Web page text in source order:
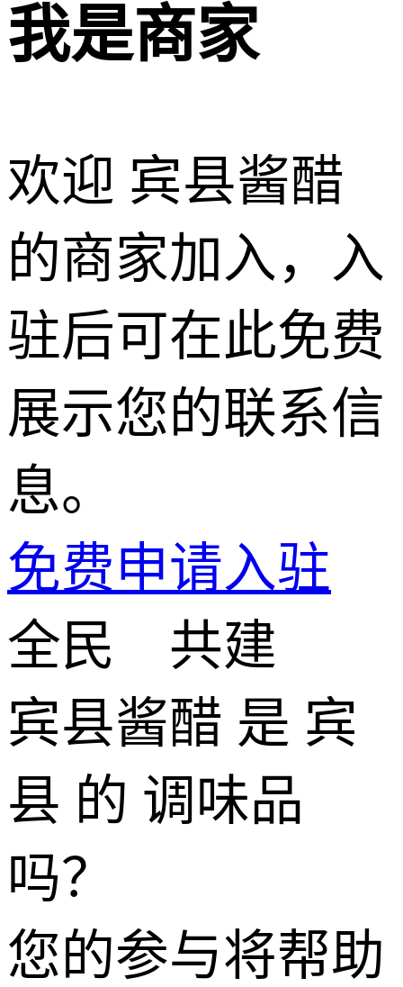
我是商家
欢迎 宾县酱醋
的商家加入，入
驻后可在此免费
展示您的联系信
息。
免费申请入驻
全民 共建
宾县酱醋 是 宾
县 的 调味品
吗？
您的参与将帮助